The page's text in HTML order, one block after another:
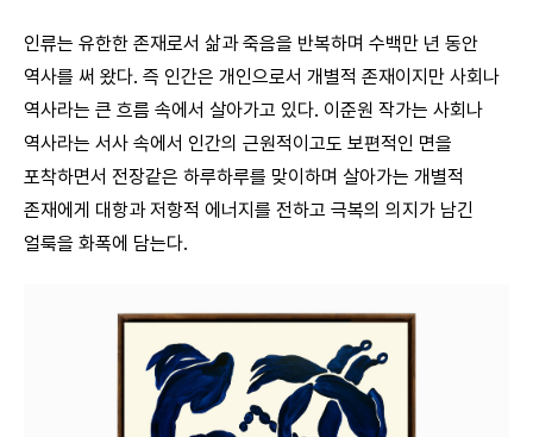
인류는 유한한 존재로서 삶과 죽음을 반복하며 수백만 년 동안
역사를 써 왔다. 즉 인간은 개인으로서 개별적 존재이지만 사회나
역사라는 큰 흐름 속에서 살아가고 있다. 이준원 작가는 사회나
역사라는 서사 속에서 인간의 근원적이고도 보편적인 면을
포착하면서 전장같은 하루하루를 맞이하며 살아가는 개별적
존재에게 대항과 저항적 에너지를 전하고 극복의 의지가 남긴
얼룩을 화폭에 담는다.